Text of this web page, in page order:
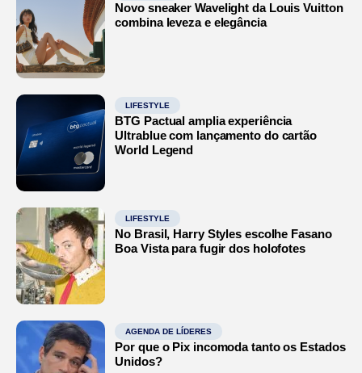
Novo sneaker Wavelight da Louis Vuitton
combina leveza e elegância
LIFESTYLE
BTG Pactual amplia experiência
Ultrablue com lançamento do cartão
World Legend
LIFESTYLE
No Brasil, Harry Styles escolhe Fasano
Boa Vista para fugir dos holofotes
AGENDA DE LÍDERES
Por que o Pix incomoda tanto os Estados
Unidos?